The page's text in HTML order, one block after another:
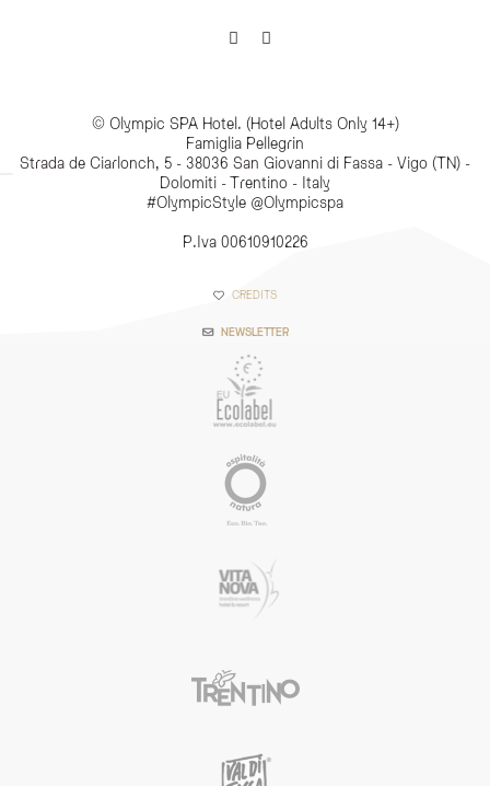
© Olympic SPA Hotel. (Hotel Adults Only 14+)
Famiglia Pellegrin
Strada de Ciarlonch, 5 - 38036 San Giovanni di Fassa - Vigo (TN) -
Dolomiti - Trentino - Italy
#OlympicStyle @Olympicspa
P.Iva 00610910226
CREDITS
NEWSLETTER